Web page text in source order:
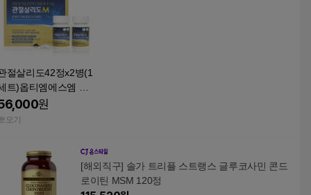
절살리도42정x2병(1
트)옵티엠에스엠 초
입홍합 보스웰리아
어연골 홍화씨분말
원
오기
[해외직구] 솔가 트리플 스트랭스 글루코사민 콘드
로이틴 MSM 120정